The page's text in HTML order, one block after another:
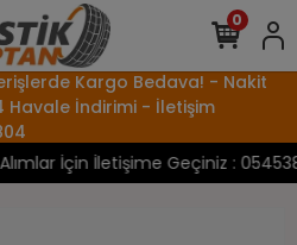
Kargo Bedava! - Nakit
Havale İndirimi - İletişim
İçin İletişime Geçiniz :
0